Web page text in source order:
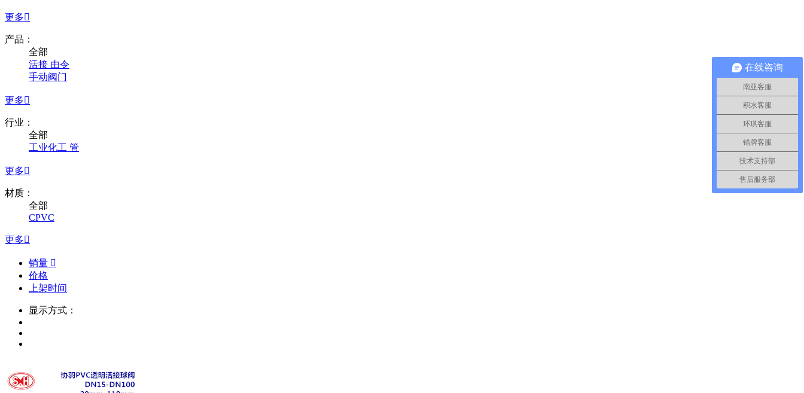
更多
产品：
全部
活接 由令
手动阀门
更多
行业：
全部
工业化工 管
更多
材质：
全部
CPVC
更多
销量 
价格
上架时间
显示方式：
在线咨询
南亚客服
积水客服
环琪客服
锚牌客服
技术支持部
售后服务部